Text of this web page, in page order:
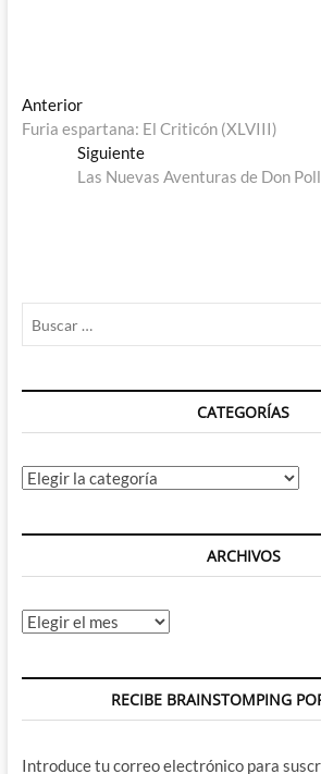
Navegación
de
entradas
AnteriorEntrada
anterior:
Furia espartana: El Criticón (XLVIII)
SiguienteEntrada
siguiente:
Las Nuevas Aventuras de Don
CATEGORÍAS
Categorías
ARCHIVOS
Archivos
RECIBE BRAINSTOMPING
Introduce tu correo electrónico para